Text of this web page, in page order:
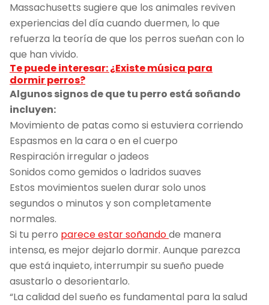
Massachusetts sugiere que los animales reviven
experiencias del día cuando duermen, lo que
refuerza la teoría de que los perros sueñan con lo
que han vivido.
Te puede interesar: ¿Existe música para
dormir perros?
Algunos signos de que tu perro está soñando
incluyen:
Movimiento de patas como si estuviera corriendo
Espasmos en la cara o en el cuerpo
Respiración irregular o jadeos
Sonidos como gemidos o ladridos suaves
Estos movimientos suelen durar solo unos
segundos o minutos y son completamente
normales.
Si tu perro parece estar soñandode manera
intensa, es mejor dejarlo dormir. Aunque parezca
que está inquieto, interrumpir su sueño puede
asustarlo o desorientarlo.
“La calidad del sueño es fundamental para la salud